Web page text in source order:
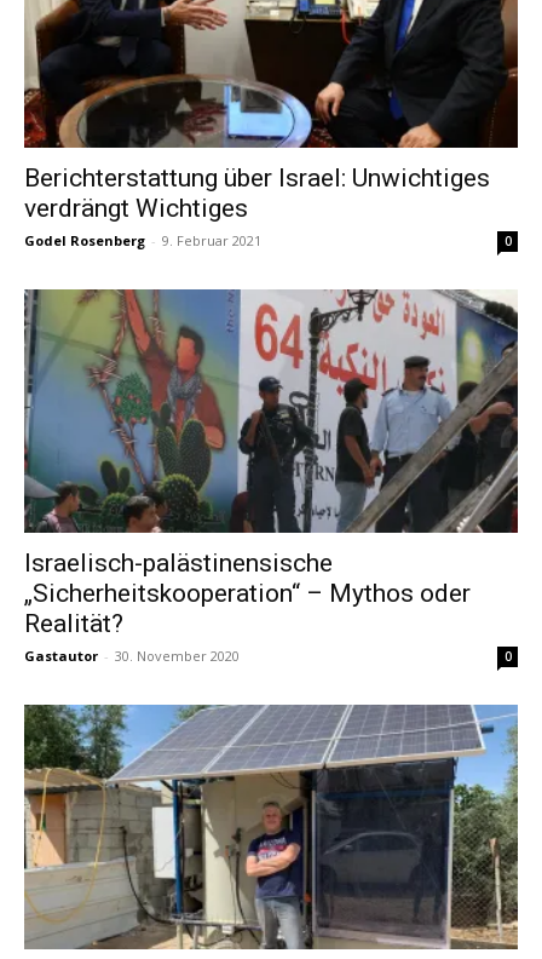
Berichterstattung über Israel: Unwichtiges
verdrängt Wichtiges
Godel Rosenberg - 9. Februar 2021 0
Israelisch-palästinensische
„Sicherheitskooperation“ – Mythos oder
Realität?
Gastautor - 30. November 2020 0